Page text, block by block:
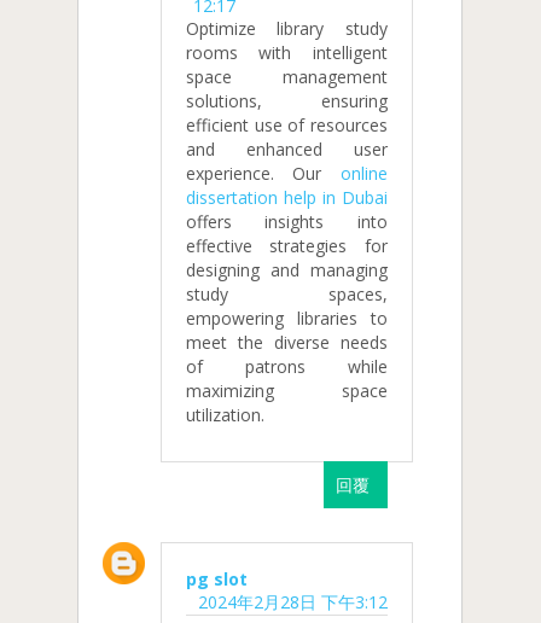
12:17
Optimize library study
rooms with intelligent
space management
solutions, ensuring
efficient use of resources
and enhanced user
experience. Our online
dissertation help in Dubai
offers insights into
effective strategies for
designing and managing
study spaces,
empowering libraries to
meet the diverse needs
of patrons while
maximizing space
utilization.
回覆
pg slot
2024年2月28日 下午3:12